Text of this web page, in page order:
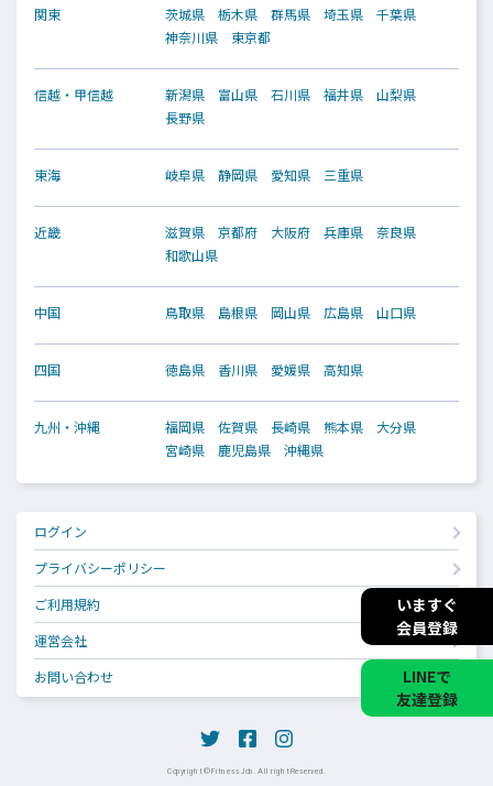
いますぐ
会員登録
LINEで
友達登録
関東 茨城県 栃木県 群馬県 埼玉県
千葉県
神奈川県
東京都
信越・甲信越 新潟県 富山県 石川県 福井県
山梨県
長野県
東海 岐阜県 静岡県 愛知県 三重県
近畿 滋賀県 京都府 大阪府 兵庫県
奈良県
和歌山県
中国 鳥取県 島根県 岡山県 広島県 山口県
四国 徳島県 香川県 愛媛県 高知県
九州・沖縄 福岡県 佐賀県 長崎県 熊本県
大分県
宮崎県
鹿児島県 沖縄県
ログイン
プライバシーポリシー
ご利用規約
運営会社
お問い合わせ
Copyright © Fitness Job. All right Reserved.